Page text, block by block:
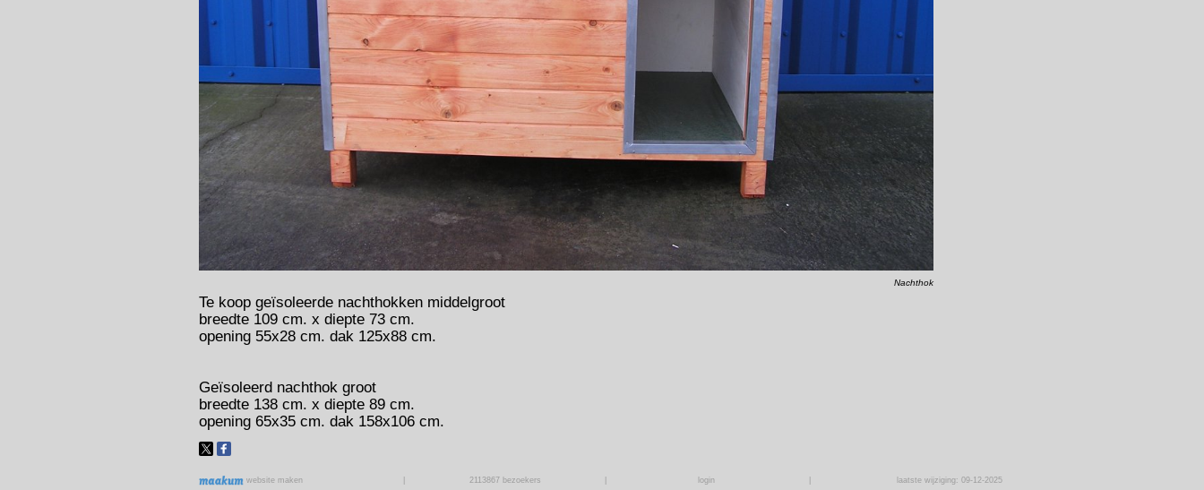
Nachthok
Te koop geïsoleerde nachthokken middelgroot
breedte 109 cm. x diepte 73 cm.
opening 55x28 cm. dak 125x88 cm.
Geïsoleerd nachthok groot
breedte 138 cm. x diepte 89 cm.
opening 65x35 cm. dak 158x106 cm.
website maken 2113867bezoekers login laatste wijziging: 09-12-2025